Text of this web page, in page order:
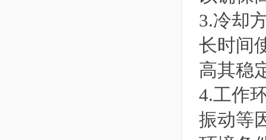
3.冷却
长时间
高其稳
4.工作
振动等